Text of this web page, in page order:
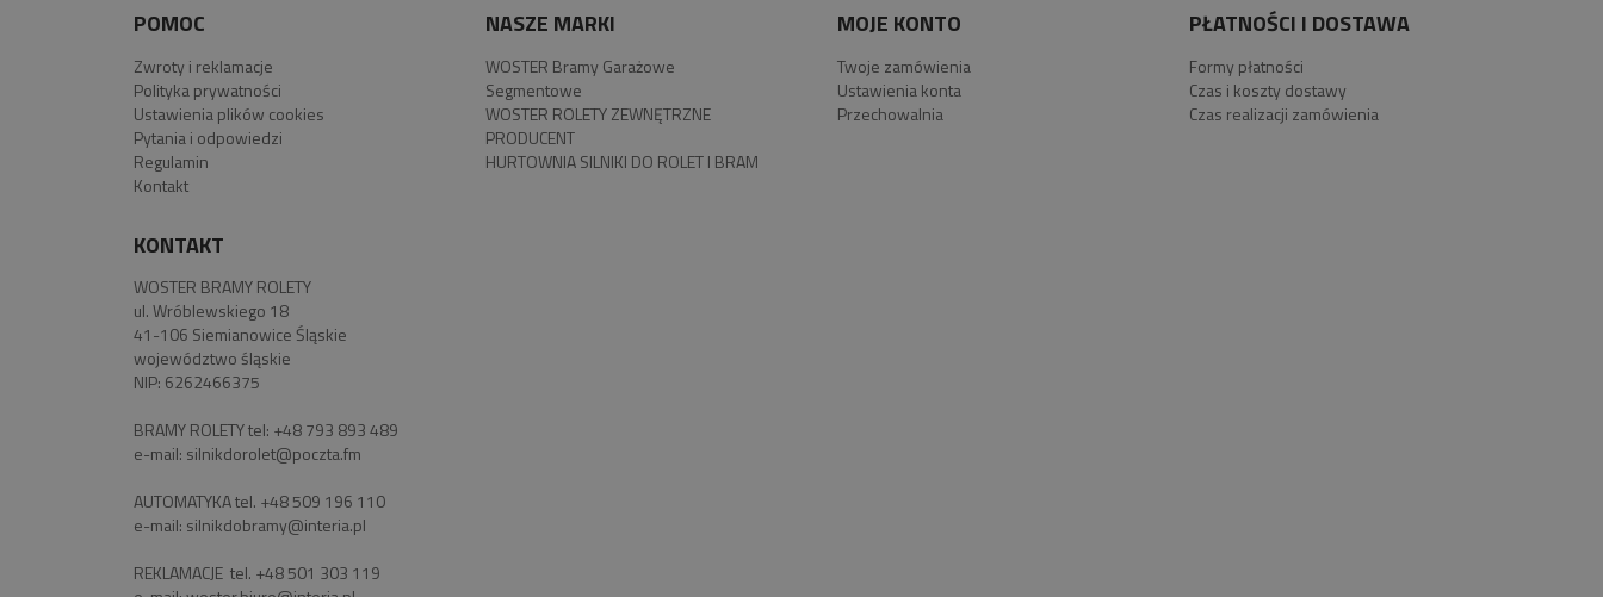
POMOC
Zwroty i reklamacje
Polityka prywatności
Ustawienia plików cookies
Pytania i odpowiedzi
Regulamin
Kontakt
NASZE MARKI
WOSTER Bramy Garażowe
Segmentowe
WOSTER ROLETY ZEWNĘTRZNE
PRODUCENT
HURTOWNIA SILNIKI DO ROLET I BRAM
MOJE KONTO
Twoje zamówienia
Ustawienia konta
Przechowalnia
PŁATNOŚCI I DOSTAWA
Formy płatności
Czas i koszty dostawy
Czas realizacji zamówienia
KONTAKT
WOSTER BRAMY ROLETY
ul. Wróblewskiego 18
41-106 Siemianowice Śląskie
województwo śląskie
NIP: 6262466375
BRAMY ROLETY tel: +48 793 893 489
e-mail: silnikdorolet@poczta.fm
AUTOMATYKA tel. +48 509 196 110
e-mail: silnikdobramy@interia.pl
REKLAMACJE tel. +48 501 303 119